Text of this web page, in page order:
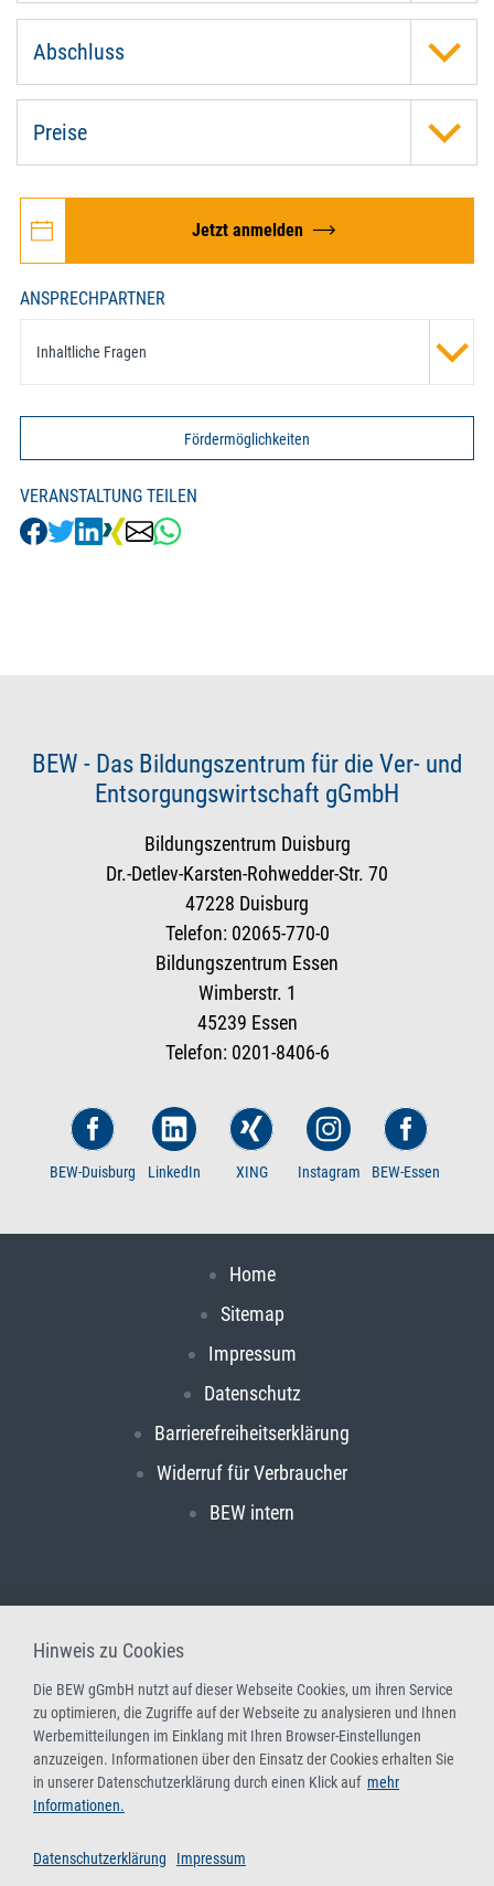
Abschluss
Preise
Jetzt anmelden
ANSPRECHPARTNER
Inhaltliche Fragen
Fördermöglichkeiten
VERANSTALTUNG TEILEN
BEW - Das Bildungszentrum für die Ver- und
Entsorgungswirtschaft gGmbH
Bildungszentrum Duisburg
Dr.-Detlev-Karsten-Rohwedder-Str. 70
47228 Duisburg
Telefon: 02065-770-0
Bildungszentrum Essen
Wimberstr. 1
45239 Essen
Telefon: 0201-8406-6
BEW-Duisburg LinkedIn XING Instagram BEW-Essen
Home
Sitemap
Impressum
Datenschutz
Barrierefreiheitserklärung
Widerruf für Verbraucher
BEW intern
Hinweis zu Cookies
Die BEW gGmbH nutzt auf dieser Webseite Cookies, um ihren Service
zu optimieren, die Zugriffe auf der Webseite zu analysieren und Ihnen
Werbemitteilungen im Einklang mit Ihren Browser-Einstellungen
anzuzeigen. Informationen über den Einsatz der Cookies erhalten Sie
in unserer Datenschutzerklärung durch einen Klick auf mehr
Informationen.
Datenschutzerklärung Impressum